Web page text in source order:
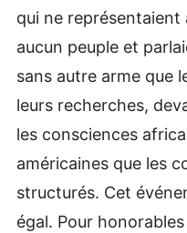
qui ne
aucun peuple et
sans autre arme que
leurs recherches,
les consciences
américaines que les
structurés. Cet
égal. Pour